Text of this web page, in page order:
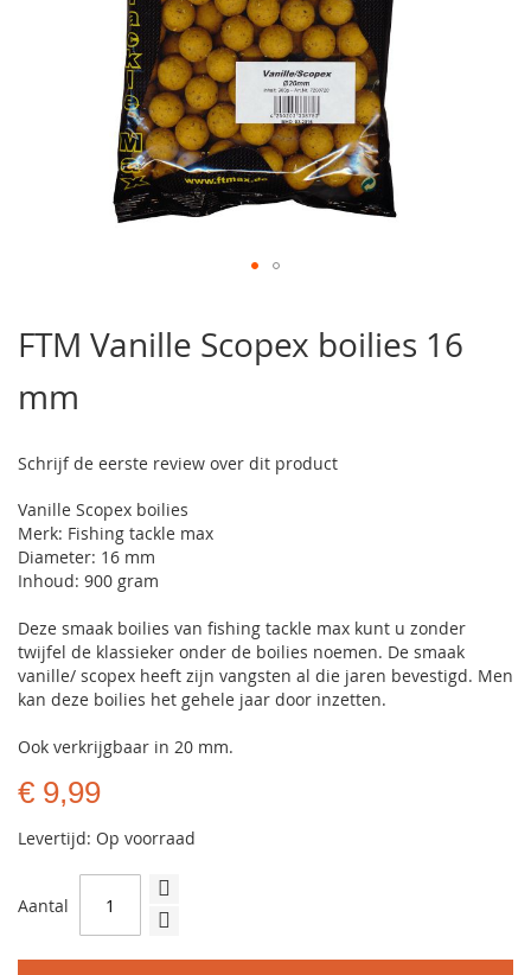
het
begin
van
de
gallerij
FTM Vanille Scopex boilies 16
mm
Schrijf de eerste review over dit product
Vanille Scopex boilies
Merk: Fishing tackle max
Diameter: 16 mm
Inhoud: 900 gram
Deze smaak boilies van fishing tackle max kunt u zonder
twijfel de klassieker onder de boilies noemen. De smaak
vanille/ scopex heeft zijn vangsten al die jaren bevestigd. Men
kan deze boilies het gehele jaar door inzetten.
Ook verkrijgbaar in 20 mm.
€ 9,99
Levertijd: Op voorraad
Aantal